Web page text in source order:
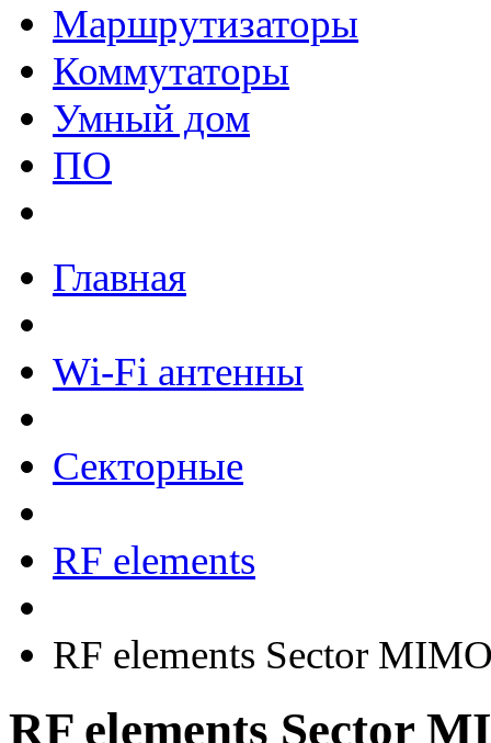
Маршрутизаторы
Коммутаторы
Умный дом
ПО
Главная
Wi-Fi антенны
Секторные
RF elements
RF elements Sector
RF elements Sector